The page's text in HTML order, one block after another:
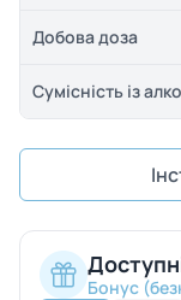
Добова доза
Сумісність із
Бонус